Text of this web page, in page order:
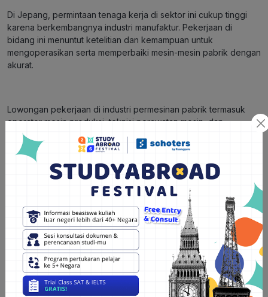
Di Jepang, permintaan tenaga kerja di sektor ini cukup tinggi
karena berkembangnya industri manufaktur. Pekerjaan di
bidang ini menuntut ketelitian dan kemampuan untuk
mengoperasikan serta memperbaiki mesin-mesin pabrik dengan
akurat.
Lowongan pekerjaan di industri permesinan pabrik termasuk
operator mesin produksi, teknisi perawatan mesin, dan
supervisor lini produksi. Para pekerja di bidang ini harus memiliki
keahlian teknis dalam mengoperasikan berbagai jenis mesin
serta pengetahuan mendalam tentang proses produksi.
Rentang gaji untuk pekerja di industri ini bisa mencapai ¥150.000
hingga ¥200.000 per bulan.​ Benefit lainnya meliputi tunjangan
transportasi, akomodasi, serta peluang mendapatkan pelatihan
lebih lanjut di bidang teknologi manufaktur.
5. Jurusan Perawat Lansia ( Caregiver